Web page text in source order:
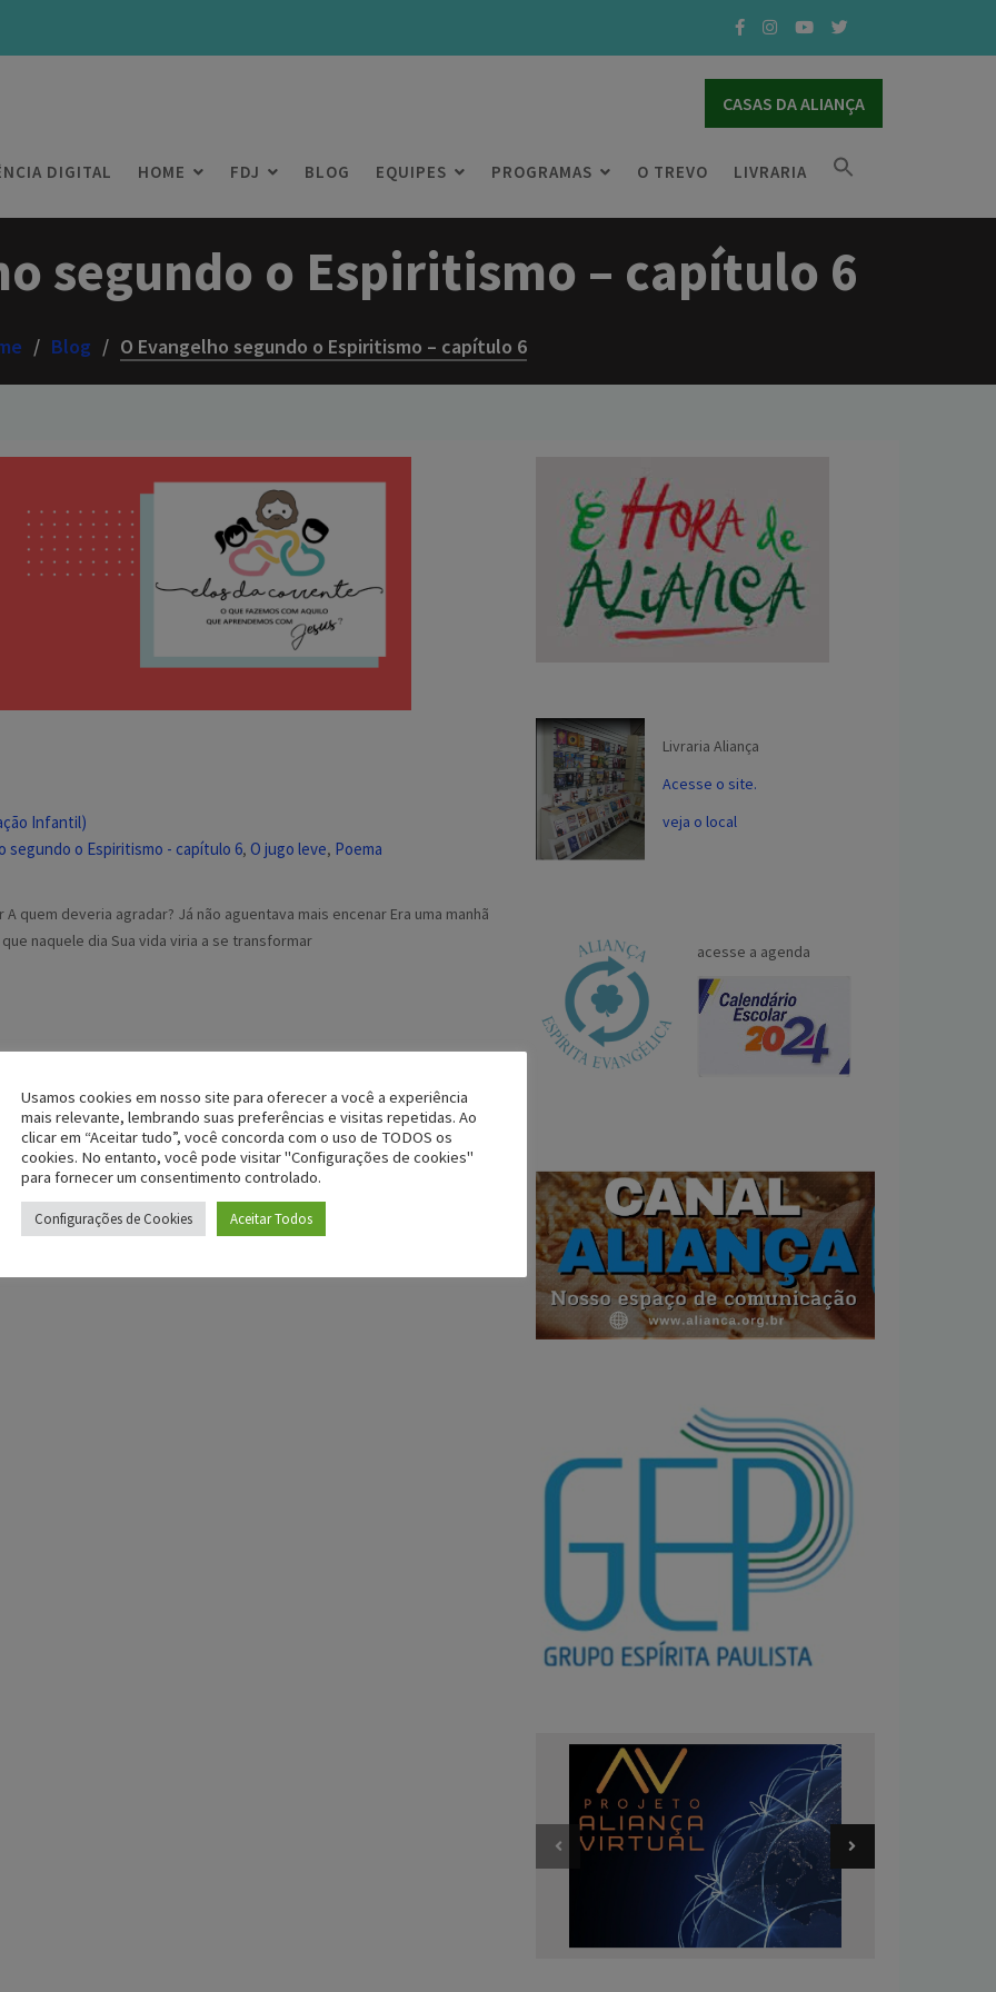
CASAS DA ALIANÇA
DIGITAL HOME FDJ BLOG EQUIPES PROGRAMAS O TREVO LIVRARIA
segundo o Espiritismo – capítulo 6
Blog O Evangelho segundo o Espiritismo – capítulo 6
Infantil)
segundo o Espiritismo - capítulo 6,O jugo leve, Poema
quem deveria agradar? Já não aguentava mais encenar Era uma manhã
naquele dia Sua vida viria a se transformar
Livraria Aliança
Acesse o site.
veja o local
acesse a agenda
Usamos cookies em nosso site para oferecer a você a experiência
mais relevante, lembrando suas preferências e visitas repetidas. Ao
clicar em “Aceitar tudo”, você concorda com o uso de TODOS os
cookies. No entanto, você pode visitar "Configurações de cookies"
para fornecer um consentimento controlado.
Configurações de Cookies Aceitar Todos